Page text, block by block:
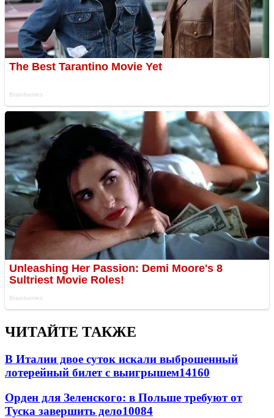
ЧИТАЙТЕ ТАКЖЕ
В Италии двое суток искали выброшенный
лотерейный билет с выигрышем14160
Орден для Зеленского: в Польше требуют от
Туска завершить дело10084